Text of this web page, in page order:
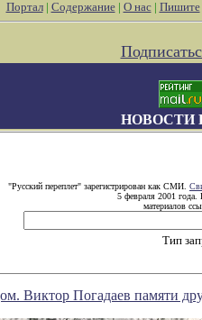
Портал| Содержание| О нас| Пишите
НОВОСТИ
"Русский переплет" зарегистрирован как СМИ.
5 февраля 2001 года.
материалов
Тип
Виктор Погадаев памяти